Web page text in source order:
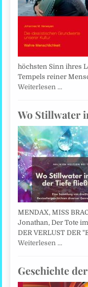
höchsten Sinn ihres
Tempels reiner
Weiterlesen …
Wo Stillwater
MENDAX, MISS
Jonathan, Der Tote
DER VERLUST DER
Weiterlesen …
Geschichte